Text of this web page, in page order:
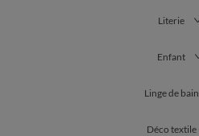
Literie
Enfant
Linge de bain
Déco textile